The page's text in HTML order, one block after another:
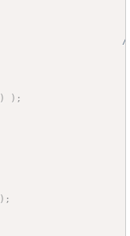
) ) ;
) ;